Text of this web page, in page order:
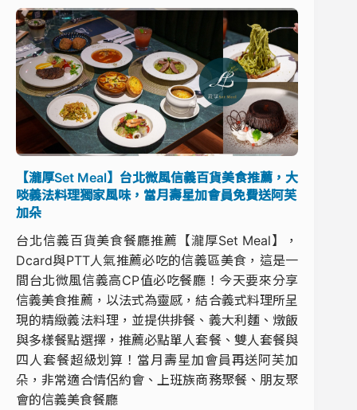
【瀧厚Set Meal】台北微風信義百貨美食推薦，大
啖義法料理獨家風味，當月壽星加會員免費送阿芙
加朵
台北信義百貨美食餐廳推薦【瀧厚Set Meal】，
Dcard與PTT人氣推薦必吃的信義區美食，這是一
間台北微風信義高CP值必吃餐廳！今天要來分享
信義美食推薦，以法式為靈感，結合義式料理所呈
現的精緻義法料理，並提供排餐、義大利麵、燉飯
與多樣餐點選擇，推薦必點單人套餐、雙人套餐與
四人套餐超級划算！當月壽星加會員再送阿芙加
朵，非常適合情侶約會、上班族商務聚餐、朋友聚
會的信義美食餐廳